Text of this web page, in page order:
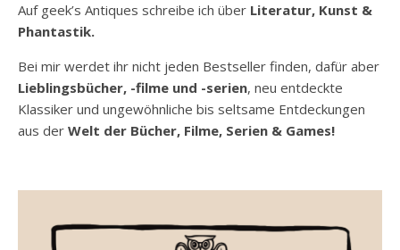
Auf geek’s Antiques schreibe ich über Literatur, Kunst &
Phantastik.
Bei mir werdet ihr nicht jeden Bestseller finden, dafür aber
Lieblingsbücher, -filme und -serien, neu entdeckte
Klassiker und ungewöhnliche bis seltsame Entdeckungen
aus der Welt der Bücher, Filme, Serien & Games!